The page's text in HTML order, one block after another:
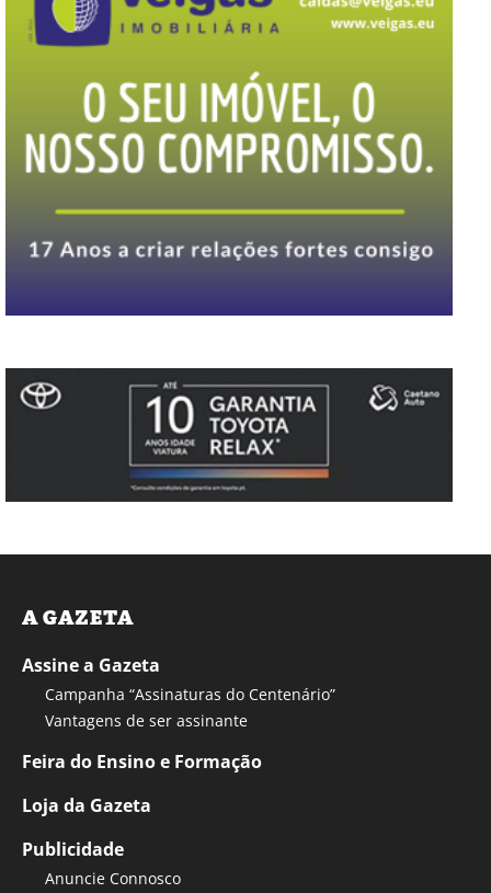
A GAZETA
Assine a Gazeta
Campanha “Assinaturas do Centenário”
Vantagens de ser assinante
Feira do Ensino e Formação
Loja da Gazeta
Publicidade
Anuncie Connosco